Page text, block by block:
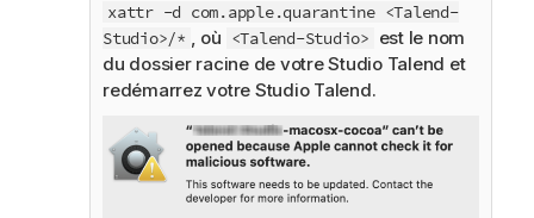
xattr -d com.apple.quarantine <Talend-
Studio>/* , où <Talend-Studio> est le nom
du dossier racine de votreStudio Talend et
redémarrez votre Studio Talend.